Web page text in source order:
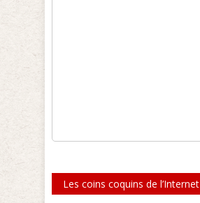
Les coins coquins de l’Internet